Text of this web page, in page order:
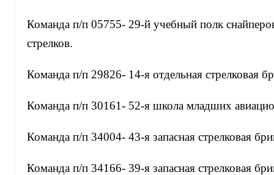
Команда п/п 05755- 29-й учебный полк
стрелков.
Команда п/п 29826- 14-я отдельная стрелковая
Команда п/п 30161- 52-я школа младших
Команда п/п 34004- 43-я запасная стрелковая
Команда п/п 34166- 39-я запасная стрелковая